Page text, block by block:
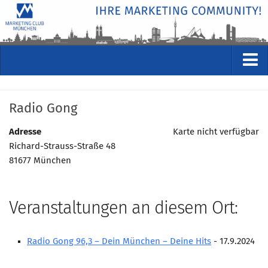
Kommende Veranstaltungen
Veranstaltungsformate
Wer wir sind
Radio Gong
Karte nicht verfügbar
Adresse
Richard-Strauss-Straße 48
81677 München
Veranstaltungen an diesem Ort:
Radio Gong 96,3 – Dein München – Deine Hits - 17.9.2024